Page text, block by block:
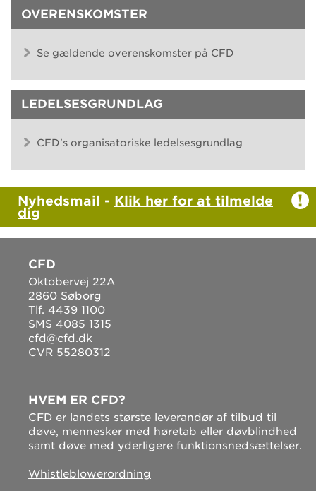
OVERENSKOMSTER
Se gældende overenskomster på CFD
LEDELSESGRUNDLAG
CFD's organisatoriske ledelsesgrundlag
Nyhedsmail - Klik her for at tilmelde
dig
CFD
Oktobervej 22A
2860 Søborg
Tlf. 4439 1100
SMS 4085 1315
cfd@cfd.dk
CVR 55280312
HVEM ER CFD?
CFD er landets største leverandør af tilbud til
døve, mennesker med høretab eller døvblindhed
samt døve med yderligere funktionsnedsættelser.
Whistleblowerordning